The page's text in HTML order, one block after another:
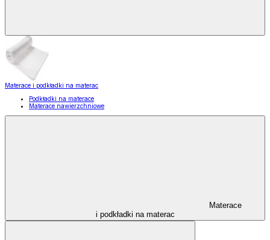
Materace i podkładki na materac
Podkładki na materace
Materace nawierzchniowe
Materace
i podkładki na materac